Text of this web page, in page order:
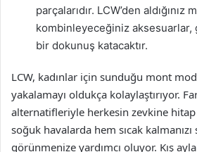
parçalarıdır. LCW’den aldığınız
kombinleyeceğiniz
bir dokunuş katacaktır.
LCW, kadınlar için sunduğu mont
yakalamayı oldukça kolaylaştırıyor.
alternatifleriyle herkesin zevkine
soğuk havalarda hem sıcak
görünmenize yardımcı oluyor. Kış